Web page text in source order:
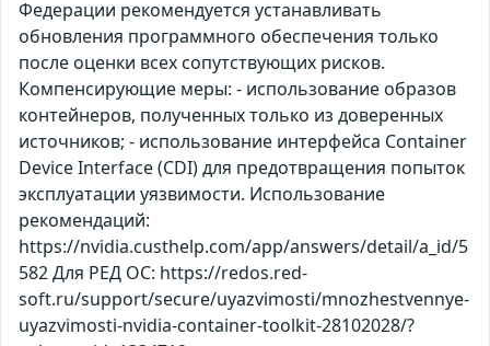
Федерации рекомендуется устанавливать
обновления программного обеспечения только
после оценки всех сопутствующих рисков.
Компенсирующие меры: - использование образов
контейнеров, полученных только из доверенных
источников; - использование интерфейса Container
Device Interface (CDI) для предотвращения попыток
эксплуатации уязвимости. Использование
рекомендаций:
https://nvidia.custhelp.com/app/answers/detail/a_id/5
582 Для РЕД ОС: https://redos.red-
soft.ru/support/secure/uyazvimosti/mnozhestvennye-
uyazvimosti-nvidia-container-toolkit-28102028/?